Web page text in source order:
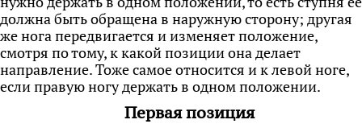
должна быть обращена в наружную сторону; другая
же нога передвигается и изменяет положение,
смотря по тому, к какой позиции она делает
направление. Тоже самое относится и к левой ноге,
если правую ногу держать в одном положении.
Первая позиция